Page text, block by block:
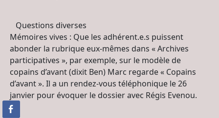
Questions diverses
Mémoires vives : Que les adhérent.e.s puissent
abonder la rubrique eux-mêmes dans « Archives
participatives », par exemple, sur le modèle de
copains d’avant (dixit Ben) Marc regarde « Copains
d’avant ». Il a un rendez-vous téléphonique le 26
janvier pour évoquer le dossier avec Régis Evenou.